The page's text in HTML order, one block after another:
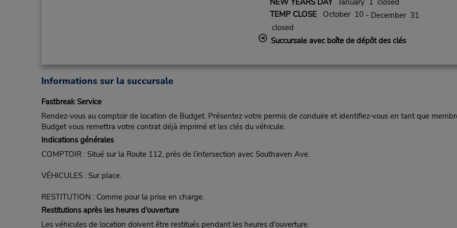
NEW YEARS DAY January 1 closed
TEMP CLOSEOctober 10 - December 31
closed
Succursale avec boîte de dépôt des clés
Informations sur la succursale
Fastbreak Service
Rendez-vous au comptoir de location de Budget. Présentez votre permis de conduire et identifiez-vous en tant que
Budget vous remettra votre contrat déjà imprimé et les clés du véhicule.
Indications générales
COMPTOIR : Situé sur la Route 112, près de l’intersection avec Southaven Ave.
VÉHICULES : Sur place.
RESTITUTION : Comme pour la prise en charge.
Restitutions après les heures d'ouverture
Les véhicules de location doivent être restitués pendant les heures d'ouverture.